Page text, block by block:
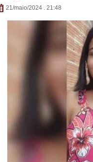
21/maio/2024 . 21:48